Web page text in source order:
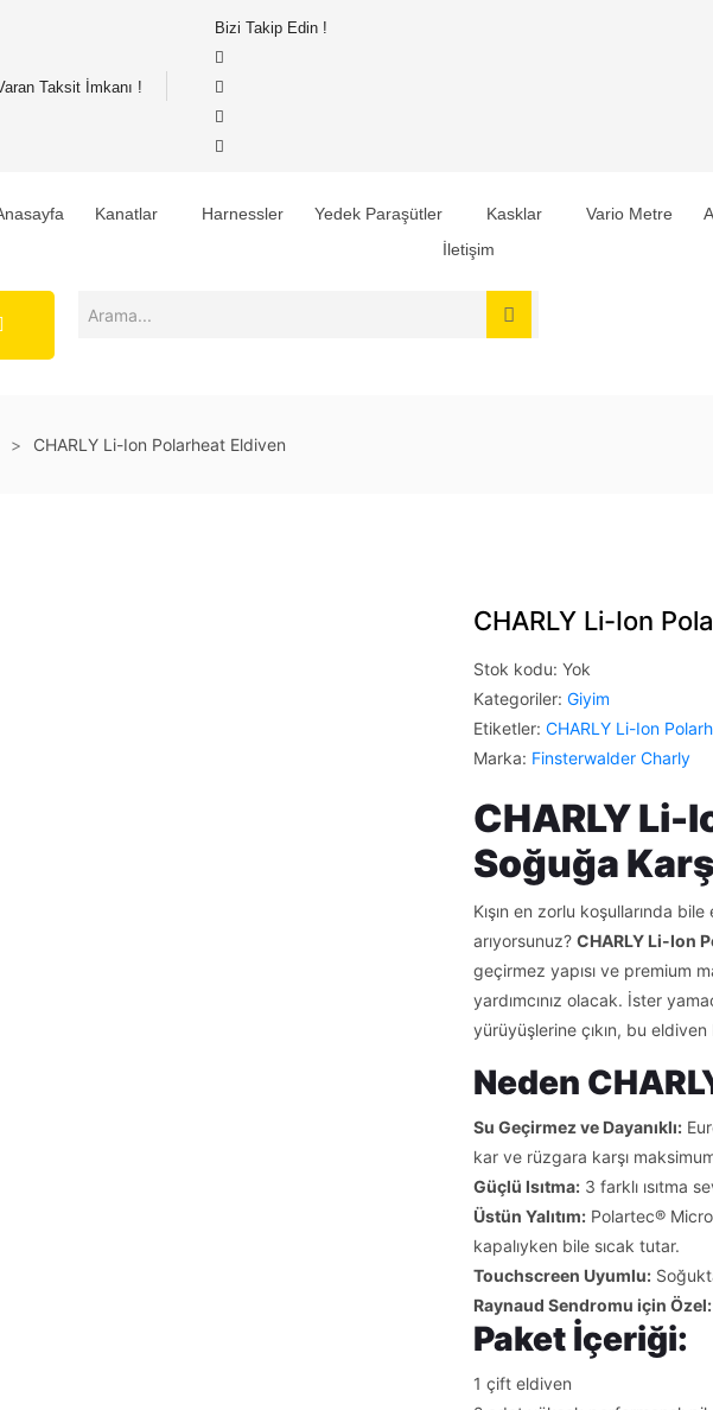
Taksit İmkanı !
Bizi Takip Edin !
Kanatlar Harnessler Yedek Paraşütler Kasklar Vario Metre
İletişim
CHARLY Li-Ion Polarheat Eldiven
CHARLY Li-Ion
Stok kodu:Yok
Kategoriler:Giyim
Etiketler:CHARLY Li-Ion
Marka: Finsterwalder Charly
CHARLY Li-
Soğuğa
Kışın en zorlu koşullarında
arıyorsunuz?CHARLY Li-Ion
geçirmez yapısı ve premium
yardımcınız olacak. İster
yürüyüşlerine çıkın, bu eldiven
Neden
Su Geçirmez ve Dayanıklı:
kar ve rüzgara karşı
Güçlü Isıtma: 3 farklı ısıtma
Üstün Yalıtım: Polartec® Micro
kapalıyken bile sıcak tutar.
Touchscreen Uyumlu:
Raynaud Sendromu için Özel:
Paket İçeriği:
1 çift eldiven